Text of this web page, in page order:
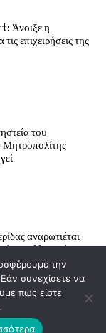
Άνοιξε η
επιχειρήσεις της
του
αναρωτιέται
τα ελληνικά
την
συνεχίσετε να
πως είστε